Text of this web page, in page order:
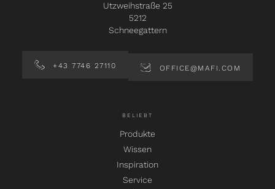
Utzweihstraße 25
5212
Schneegattern
+43 7746 27110 OFFICE@MAFI.COM
BELIEBT
Produkte
Wissen
Inspiration
Service